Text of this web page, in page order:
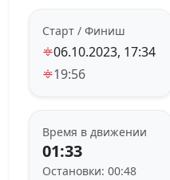
Старт / Финиш
06.10.2023, 17:34
19:56
Время в движении
01:33
Остановки: 00:48